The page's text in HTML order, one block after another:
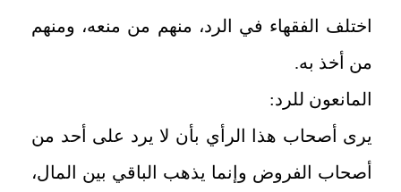
اختلف الفقهاء في الرد، منهم من منعه، ومنهم
من أخذ به.
المانعون للرد:
يرى أصحاب هذا الرأي بأن لا يرد على أحد من
أصحاب الفروض وإنما يذهب الباقي بين المال،